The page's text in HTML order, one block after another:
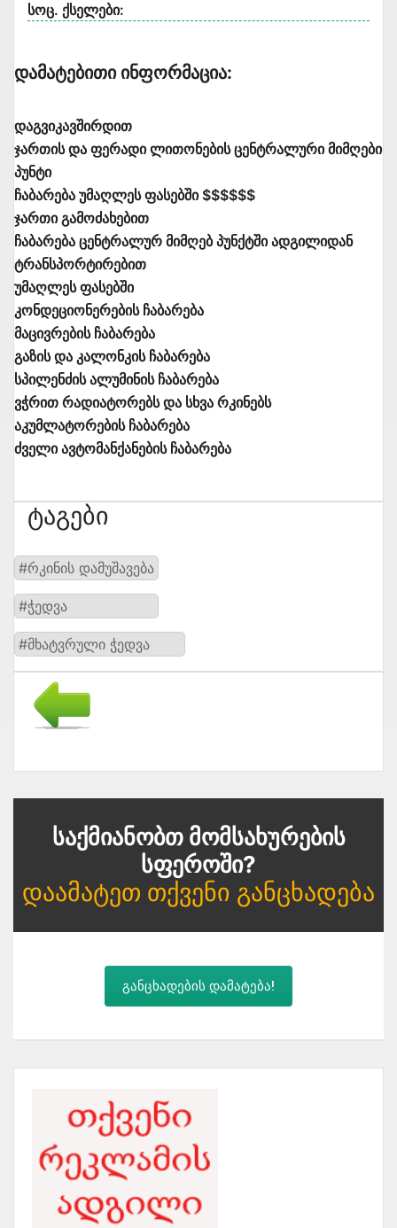
სოც. ქსელები:
Დამატებითი Ინფორმაცია:
დაგვიკავშირდით
ჯართის და ფერადი ლითონების ცენტრალური მიმღები
პუნტი
ჩაბარება უმაღლეს ფასებში $$$$$$
ჯართი გამოძახებით
ჩაბარება ცენტრალურ მიმღებ პუნქტში ადგილიდან
ტრანსპორტირებით
უმაღლეს ფასებში
კონდეციონერების ჩაბარება
მაცივრების ჩაბარება
გაზის და კალონკის ჩაბარება
სპილენძის ალუმინის ჩაბარება
ვჭრით რადიატორებს და სხვა რკინებს
აკუმლატორების ჩაბარება
ძველი ავტომანქანების ჩაბარება
Ტაგები
#რკინის დამუშავება
#ჭედვა
#მხატვრული ჭედვა
Საქმიანობთ Მომსახურების
Სფეროში?
Დაამატეთ Თქვენი Განცხადება
განცხადების დამატება!